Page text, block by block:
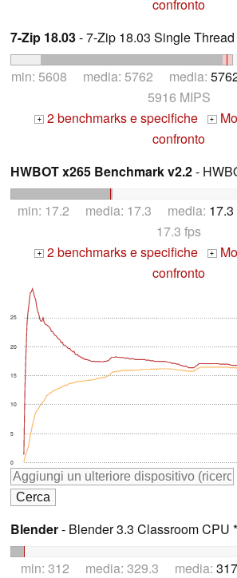
confronto
7-Zip 18.03- 7-Zip 18.03 Single
min: 5608 media: 5762 media:
5916 MIPS
+ 2 benchmarks e specifiche +
confronto
HWBOT x265 Benchmark v2.2-
min: 17.2 media: 17.3 media:
17.3 fps
+ 2 benchmarks e specifiche +
confronto
0
5
10
15
20
25
Blender- Blender 3.3 Classroom CPU *
min: 312 media: 329.3 media: